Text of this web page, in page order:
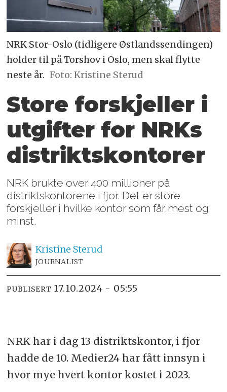
NRK Stor-Oslo (tidligere Østlandssendingen)
holder til på Torshov i Oslo, men skal flytte
neste år. Foto: Kristine Sterud
Store forskjeller i
utgifter for NRKs
distriktskontorer
NRK brukte over 400 millioner på
distriktskontorene i fjor. Det er store
forskjeller i hvilke kontor som får mest og
minst.
Kristine Sterud
JOURNALIST
PUBLISERT 17.10.2024 - 05:55
NRK har i dag 13 distriktskontor, i fjor
hadde de 10. Medier24 har fått innsyn i
hvor mye hvert kontor kostet i 2023.